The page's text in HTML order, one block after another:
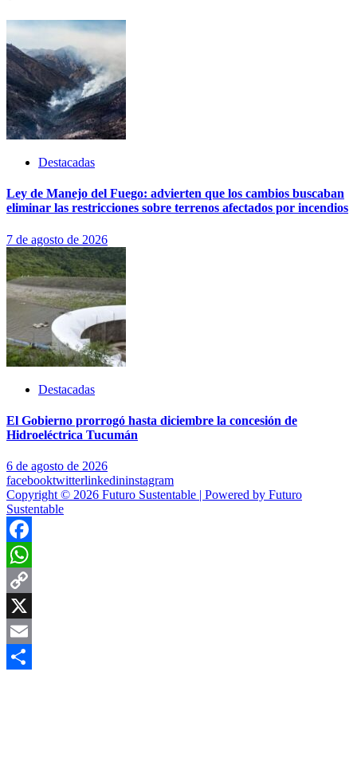
Destacadas
Ley de Manejo del Fuego: advierten que los cambios buscaban
eliminar las restricciones sobre terrenos afectados por incendios
7 de agosto de 2026
Destacadas
El Gobierno prorrogó hasta diciembre la concesión de
Hidroeléctrica Tucumán
6 de agosto de 2026
facebooktwitterlinkedininstagram
Copyright © 2026 Futuro Sustentable | Powered by Futuro
Sustentable
Facebook
WhatsApp
Copy
Link
X
Email